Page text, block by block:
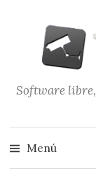
contenido
Software
Menú